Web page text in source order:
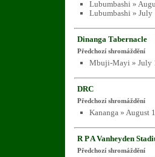
Lubumbashi »
Lubumbashi » July
Dinanga Tabernacle
Předchozí shromáždění
Mbuji-Mayi » July
DRC
Předchozí shromáždění
Kananga » August
R P A Vanheyden
Předchozí shromáždění